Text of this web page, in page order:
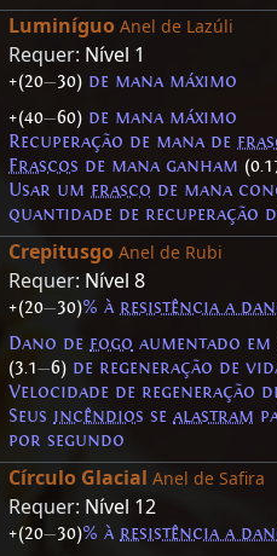
Luminíguo Anel de Lazúli
Requer: Nível 1
+(20—30) de mana máximo
+(40—60) de mana máximo
Recuperação de mana de
Frascos de mana ganham
Usar um frasco de mana
quantidade de recuperação
Crepitusgo Anel de Rubi
Requer: Nível 8
+(20—30)% à resistência a
Dano de fogo aumentado em
(3.1—6) de regeneração de
Velocidade de regeneração
Seus incêndios se alastram
por segundo
Círculo Glacial Anel de Safira
Requer: Nível 12
+(20—30)% à resistência a